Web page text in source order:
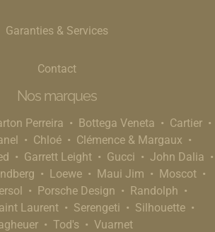
Garanties & Services
Contact
Nos marques
Perreira Bottega Veneta
Cartier
Chloé
Clémence & Margaux
Garrett Leight Gucci
John Dalia
Loewe Maui Jim
Moscot
Porsche Design
Randolph
Laurent Serengeti
Silhouette
Tod's Vuarnet